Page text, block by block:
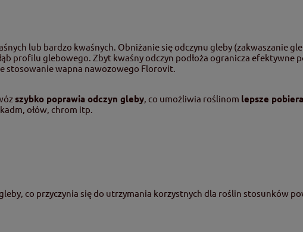
lub bardzo kwaśnych. Obniżanie się odczynu gleby (zakwaszanie
profilu glebowego. Zbyt kwaśny odczyn podłoża ogranicza efektywne
stosowanie wapna nawozowego Florovit.
szybko poprawia odczyn gleby, co umożliwia roślinom lepsze
ołów, chrom itp.
co przyczynia się do utrzymania korzystnych dla roślin stosunków